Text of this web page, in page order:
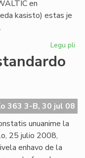
en
kasisto) estas je
Legu pli
363 3-B, 30 jul 08
unuanime la
25 julio 2008,
enhavo de la